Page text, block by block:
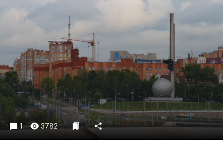
Благоустройство
Культура
Недвижимость и ЖКХ
Образование
Общество
Погода
Праздники
Происшествия
Спорт
1 3782